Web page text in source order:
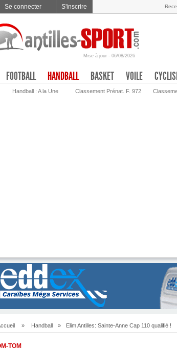
Se connecter S'inscrire
Mise à jour - 06/08/2026
FOOTBALL HANDBALL
Handball : A la Une Classement Prénat. F. 972
BASKET VOILE
» Handball » Elim Antilles: Sainte-Anne Cap 110 qualifié !
TOM